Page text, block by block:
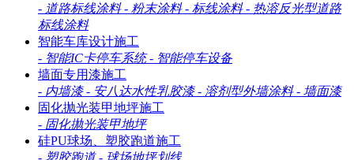
- 道路标线涂料 - 粉末涂料 - 标线涂料 - 热溶反光型道路
标线涂料
智能车库设计施工
- 智能IC卡停车系统 - 智能停车设备
墙面专用漆施工
- 内墙漆 - 安八达水性乳胶漆 - 溶剂型外墙涂料 - 墙面漆
固化抛光装甲地坪施工
- 固化抛光装甲地坪
硅PU球场、塑胶跑道施工
- 塑胶跑道 - 球场地坪划线